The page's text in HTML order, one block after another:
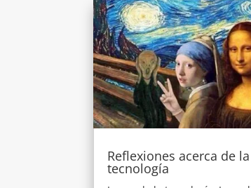
Reflexiones acerca de la
tecnología